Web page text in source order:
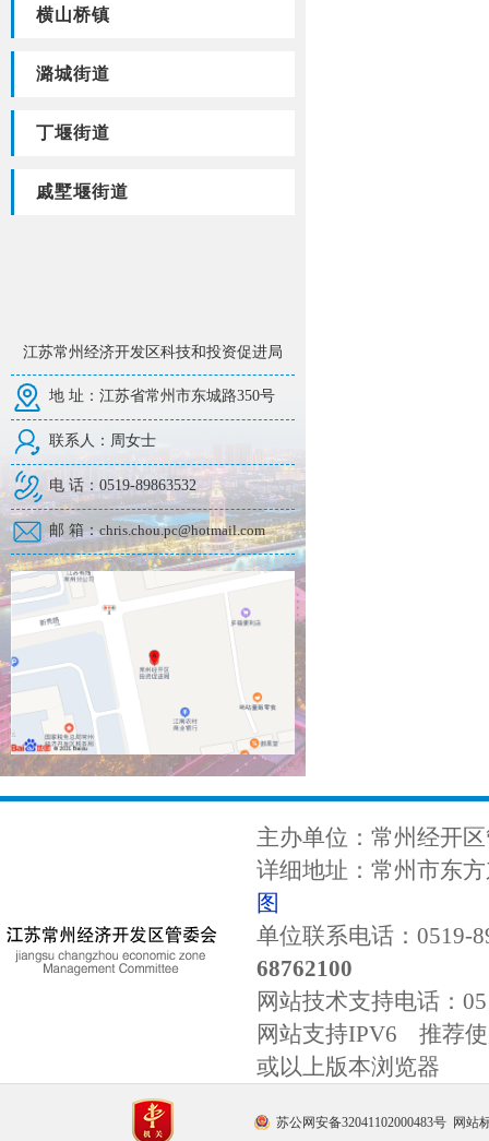
横山桥镇
潞城街道
丁堰街道
戚墅堰街道
江苏常州经济开发区科技和投资促进局
地 址：江苏省常州市东城路350号
联系人：周女士
电 话：0519-89863532
邮 箱：chris.chou.pc@hotmail.com
主办单位：常州经开
详细地址：常州市东
图
单位联系电话：0519-
68762100
网站技术支持电话：
网站支持IPV6 推荐使
或以上版本浏览器
苏公网安备32041102000483号 网站